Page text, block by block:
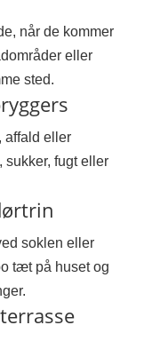
når de kommer
eller
sted.
affald eller
sukker, fugt eller
soklen eller
tæt på huset og